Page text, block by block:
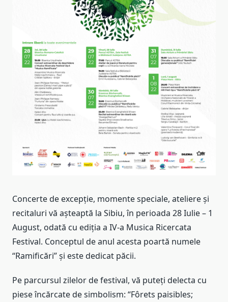
Concerte de excepție, momente speciale, ateliere și
recitaluri vă așteaptă la Sibiu, în perioada 28 Iulie – 1
August, odată cu ediția a IV-a Musica Ricercata
Festival. Conceptul de anul acesta poartă numele
“Ramificări” și este dedicat păcii.
Pe parcursul zilelor de festival, vă puteți delecta cu
piese încărcate de simbolism: “Fôrets paisibles;